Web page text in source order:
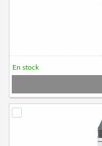
En stock